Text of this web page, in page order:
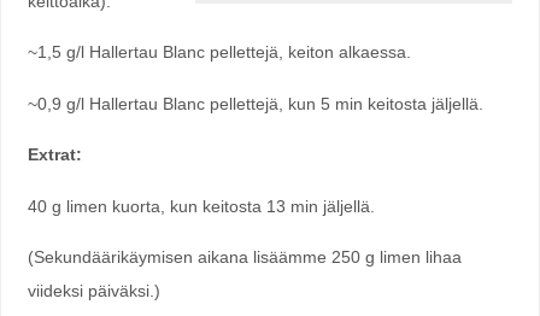
~1,5 g/l Hallertau Blanc pellettejä, keiton alkaessa.
~0,9 g/l Hallertau Blanc pellettejä, kun 5 min keitosta jäljellä.
Extrat:
40 g limen kuorta, kun keitosta 13 min jäljellä.
(Sekundäärikäymisen aikana lisäämme 250 g limen lihaa
viideksi päiväksi.)